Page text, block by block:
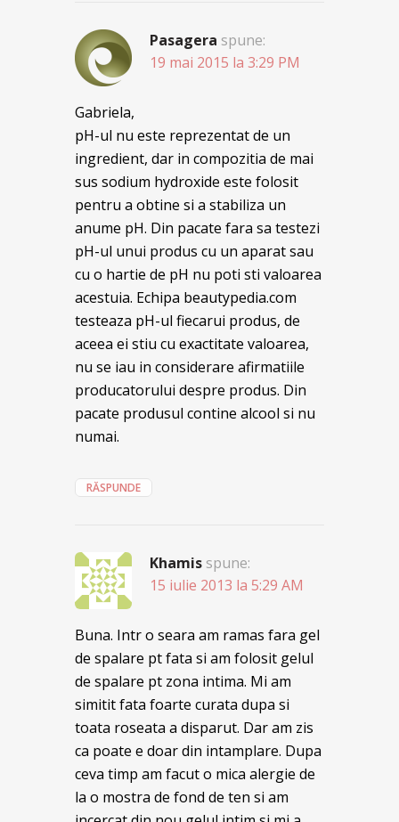
Pasagera spune:
19 mai 2015 la 3:29 PM
Gabriela,
pH-ul nu este reprezentat de un
ingredient, dar in compozitia de mai
sus sodium hydroxide este folosit
pentru a obtine si a stabiliza un
anume pH. Din pacate fara sa testezi
pH-ul unui produs cu un aparat sau
cu o hartie de pH nu poti sti valoarea
acestuia. Echipa beautypedia.com
testeaza pH-ul fiecarui produs, de
aceea ei stiu cu exactitate valoarea,
nu se iau in considerare afirmatiile
producatorului despre produs. Din
pacate produsul contine alcool si nu
numai.
RĂSPUNDE
Khamis spune:
15 iulie 2013 la 5:29 AM
Buna. Intr o seara am ramas fara gel
de spalare pt fata si am folosit gelul
de spalare pt zona intima. Mi am
simitit fata foarte curata dupa si
toata roseata a disparut. Dar am zis
ca poate e doar din intamplare. Dupa
ceva timp am facut o mica alergie de
la o mostra de fond de ten si am